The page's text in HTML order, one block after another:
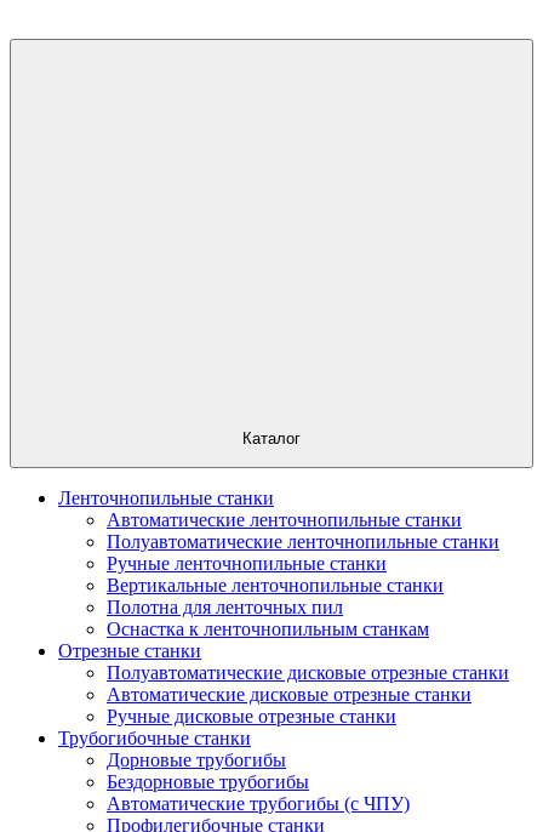
Каталог
Ленточнопильные станки
Автоматические ленточнопильные станки
Полуавтоматические ленточнопильные станки
Ручные ленточнопильные станки
Вертикальные ленточнопильные станки
Полотна для ленточных пил
Оснастка к ленточнопильным станкам
Отрезные станки
Полуавтоматические дисковые отрезные станки
Автоматические дисковые отрезные станки
Ручные дисковые отрезные станки
Трубогибочные станки
Дорновые трубогибы
Бездорновые трубогибы
Автоматические трубогибы (с ЧПУ)
Профилегибочные станки